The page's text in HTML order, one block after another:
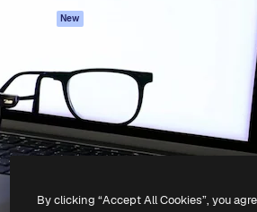
New
Todas as
ferramentas
Empresas
Todos os direitos reservados.
By clicking “Accept All Cookies”, you